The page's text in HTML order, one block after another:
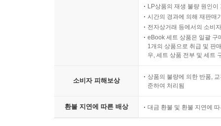
LP상품의 재생 불량 원인
시간의 경과에 의해 재판매
전자상거래 등에서의 소비
eBook 세트 상품은 일괄 구
1개의 상품으로 취급 및 판
우, 세트 상품 전부 및 세트
소비자 피해보상
상품의 불량에 의한 반품,
준하여 처리됨
환불 지연에 따른 배상 대금 환불 및 환불 지연에